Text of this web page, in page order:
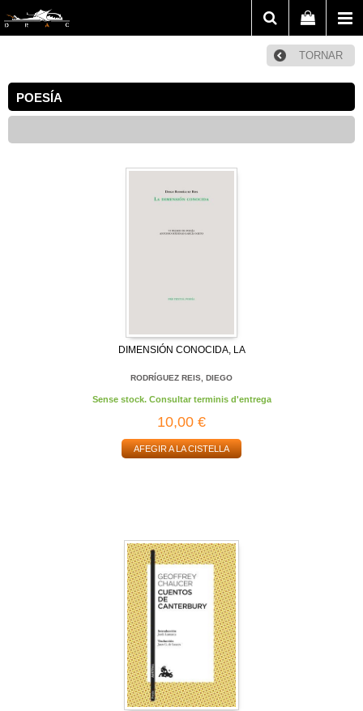
TORNAR
POESÍA
DIMENSIÓN CONOCIDA, LA
RODRÍGUEZ REIS, DIEGO
Sense stock. Consultar terminis d'entrega
10,00 €
AFEGIR A LA CISTELLA